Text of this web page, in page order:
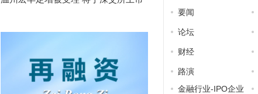
要闻
论坛
财经
路演
金融行业-IPO企业